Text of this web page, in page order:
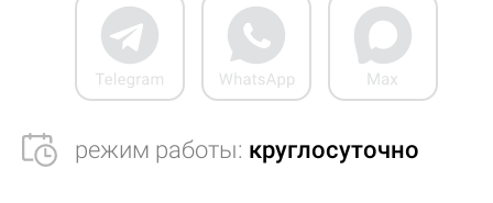
режим работы: круглосуточно